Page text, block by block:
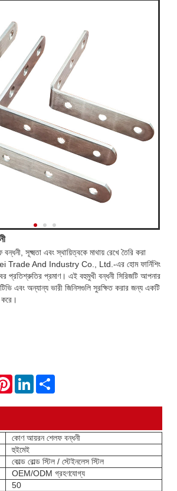
সূক্ষ্মতা এবং স্থায়িত্বকে মাথায় রেখে তৈরি করা
Trade And Industry Co., Ltd.-এর হোম ফার্নিশিং
প্রতিশ্রুতির প্রমাণ। এই বহুমুখী বন্ধনী সিরিজটি আপনার
এবং অন্যান্য ভারী জিনিসগুলি সুরক্ষিত করার জন্য একটি
করে।
PinterestLinkedIn
কোণ আয়রন শেলফ বন্ধনী
হুইমেই
কোল্ড রোল্ড স্টিল / স্টেইনলেস স্টিল
OEM/ODM গ্রহণযোগ্য
50